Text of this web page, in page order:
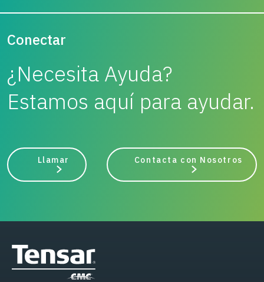
Conectar
¿Necesita Ayuda?
Estamos aquí para ayudar.
Llamar Contacta con Nosotros